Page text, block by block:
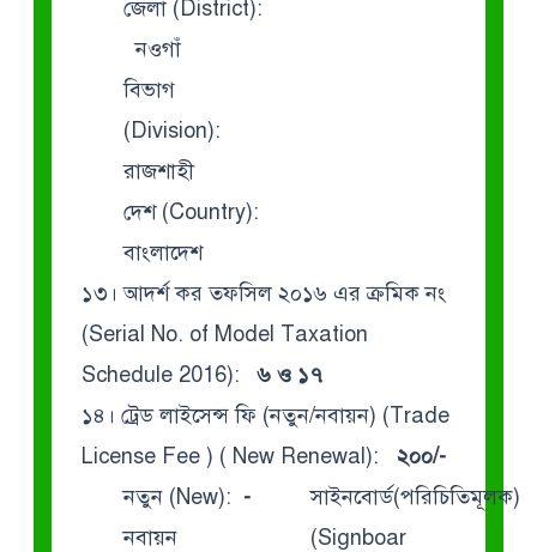
জেলা (District):
নওগাঁ
বিভাগ
(Division):
রাজশাহী
দেশ (Country):
বাংলাদেশ
১৩। আদর্শ কর তফসিল ২০১৬ এর ক্রমিক নং
(Serial No. of Model Taxation
Schedule 2016):৬ ও ১৭
১৪। ট্রেড লাইসেন্স ফি (নতুন/নবায়ন) (Trade
License Fee ) ( New Renewal):
২০০/-
নতুন (New): -
নবায়ন
সাইনবোর্ড(পরিচিতিমূলক)
(Signboar